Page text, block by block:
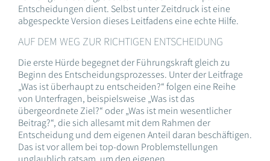
Entscheidungen dient. Selbst unter Zeitdruck ist eine
abgespeckte Version dieses Leitfadens eine echte Hilfe.
AUF DEM WEG ZUR RICHTIGEN ENTSCHEIDUNG
Die erste Hürde begegnet der Führungskraft gleich zu
Beginn des Entscheidungsprozesses. Unter der Leitfrage
„Was ist überhaupt zu entscheiden?“ folgen eine Reihe
von Unterfragen, beispielsweise „Was ist das
übergeordnete Ziel?“ oder „Was ist mein wesentlicher
Beitrag?“, die sich allesamt mit dem Rahmen der
Entscheidung und dem eigenen Anteil daran beschäftigen.
Das ist vor allem bei top-down Problemstellungen